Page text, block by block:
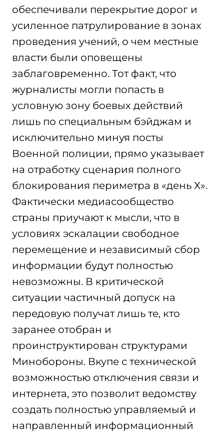
обеспечивали перекрытие дорог и
усиленное патрулирование в зонах
проведения учений, о чем местные
власти были оповещены
заблаговременно. Тот факт, что
журналисты могли попасть в
условную зону боевых действий
лишь по специальным бэйджам и
исключительно минуя посты
Военной полиции, прямо указывает
на отработку сценария полного
блокирования периметра в «день Х».
Фактически медиасообщество
страны приучают к мысли, что в
условиях эскалации свободное
перемещение и независимый сбор
информации будут полностью
невозможны. В критической
ситуации частичный допуск на
передовую получат лишь те, кто
заранее отобран и
проинструктирован структурами
Минобороны. Вкупе с технической
возможностью отключения связи и
интернета, это позволит ведомству
создать полностью управляемый и
направленный информационный